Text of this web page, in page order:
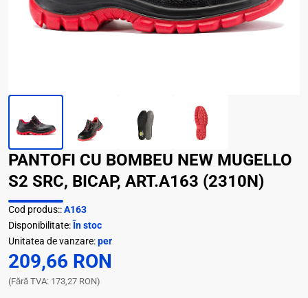
PANTOFI CU BOMBEU NEW MUGELLO
S2 SRC, BICAP, ART.A163 (2310N)
Cod produs::A163
Disponibilitate: În stoc
Unitatea de vanzare:per
209,66 RON
(Fără TVA: 173,27 RON)